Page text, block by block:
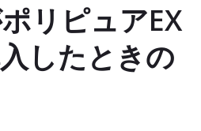
リピュアEX
したときの